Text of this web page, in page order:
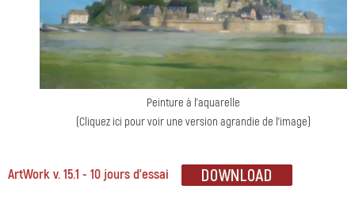
Peinture à l'aquarelle
(Cliquez ici pour voir une version agrandie de l'image)
ArtWork v. 15.1 - 10 jours d'essai